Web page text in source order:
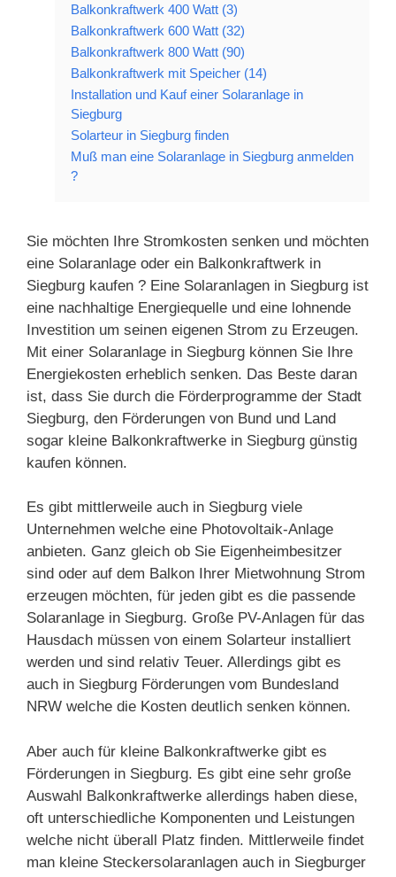
Balkonkraftwerk 400 Watt (3)
Balkonkraftwerk 600 Watt (32)
Balkonkraftwerk 800 Watt (90)
Balkonkraftwerk mit Speicher (14)
Installation und Kauf einer Solaranlage in
Siegburg
Solarteur in Siegburg finden
Muß man eine Solaranlage in Siegburg anmelden
?
Sie möchten Ihre Stromkosten senken und möchten
eine Solaranlage oder ein Balkonkraftwerk in
Siegburg kaufen ? Eine Solaranlagen in Siegburg ist
eine nachhaltige Energiequelle und eine lohnende
Investition um seinen eigenen Strom zu Erzeugen.
Mit einer Solaranlage in Siegburg können Sie Ihre
Energiekosten erheblich senken. Das Beste daran
ist, dass Sie durch die Förderprogramme der Stadt
Siegburg, den Förderungen von Bund und Land
sogar kleine Balkonkraftwerke in Siegburg günstig
kaufen können.
Es gibt mittlerweile auch in Siegburg viele
Unternehmen welche eine Photovoltaik-Anlage
anbieten. Ganz gleich ob Sie Eigenheimbesitzer
sind oder auf dem Balkon Ihrer Mietwohnung Strom
erzeugen möchten, für jeden gibt es die passende
Solaranlage in Siegburg. Große PV-Anlagen für das
Hausdach müssen von einem Solarteur installiert
werden und sind relativ Teuer. Allerdings gibt es
auch in Siegburg Förderungen vom Bundesland
NRW welche die Kosten deutlich senken können.
Aber auch für kleine Balkonkraftwerke gibt es
Förderungen in Siegburg. Es gibt eine sehr große
Auswahl Balkonkraftwerke allerdings haben diese,
oft unterschiedliche Komponenten und Leistungen
welche nicht überall Platz finden. Mittlerweile findet
man kleine Steckersolaranlagen auch in Siegburger